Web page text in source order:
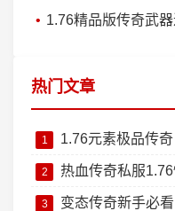
1.76精品版传奇武
热门文章
1 1.76元素极品传
2 热血传奇私服1.76
3 变态传奇新手必